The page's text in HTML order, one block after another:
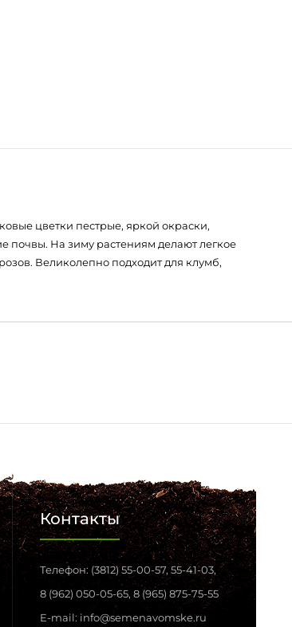
цветки пестрые, яркой окраски,
почвы. На зиму растениям делают легкое
Великолепно подходит для клумб,
Контакты
Телефон: (3812) 55-00-57, 55-41-03,
8 (962) 050-05-65, 8 (965) 875-75-55
E-mail: info@semenavomske.ru